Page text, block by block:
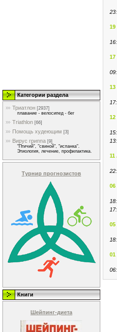
Категории раздела
Триатлон [2937]
плавание - велосипед - бег
Triathlon [66]
Помощь худеющим [3]
Вирус гриппа [9]
"Птичий", "свиной", "испанка".
Этиология, лечение, профилактика.
Турнир прогнозистов
Книги
Шейпинг-диета
19
17
13
12
11
06
05
01